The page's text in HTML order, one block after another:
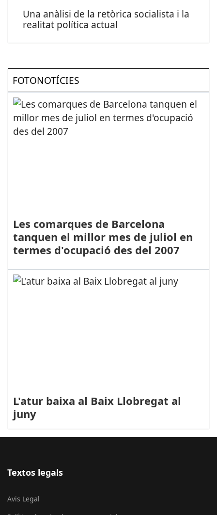
Una anàlisi de la retòrica socialista i la
realitat política actual
FOTONOTÍCIES
Les comarques de Barcelona
tanquen el millor mes de juliol en
termes d'ocupació des del 2007
L'atur baixa al Baix Llobregat al
juny
Textos legals
Avis Legal